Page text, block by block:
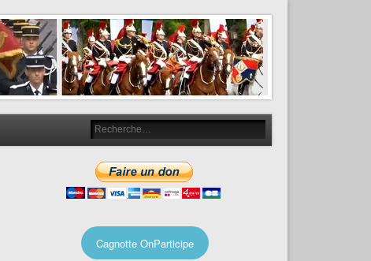
Cagnotte OnParticipe